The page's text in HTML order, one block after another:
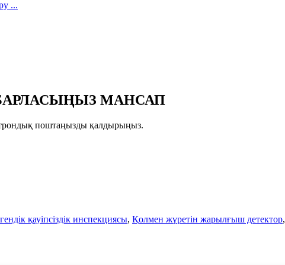
МАНСАП
поштаңызды қалдырыңыз.
қауіпсіздік инспекциясы, Қолмен жүретін жарылғыш детектор,